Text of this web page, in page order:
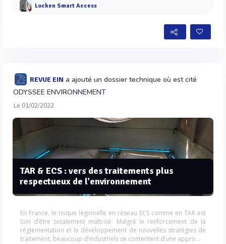
Locken Smart Access
REVUE EIN a ajouté un dossier technique où est cité
ODYSSEE ENVIRONNEMENT
Le 01/02/2022
TAR & ECS : vers des traitements plus
respectueux de l'environnement
En France, le risque légionelle en réseau ECS comme en TAR est
loin d’être totalement maîtrisé. Malgré le renforcement de la
réglementation et le développement de nouvelles stratégies de
traitement, beaucoup d’industriels se contentent d’une appro...